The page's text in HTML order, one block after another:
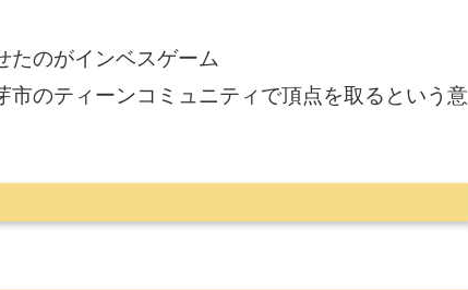
たのがインベスゲーム
のティーンコミュニティで頂点を取るという意